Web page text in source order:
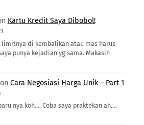
Kartu Kredit Saya Dibobol!
limitnya di kembalikan atau mas harus
punya kejadian yg sama. Makasih
on Cara Negosiasi Harga Unik – Part 1
nya koh.... Coba saya praktekan ah....